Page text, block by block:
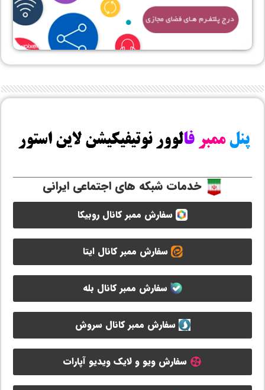
خدمات شبکه های اجتماعی ایرانی
سفارش ممبر کانال روبیکا
سفارش ممبر کانال ایتا
سفارش ممبر کانال بله
سفارش ممبر کانال سروش
سفارش ویو و لایک ویدیو آپارات